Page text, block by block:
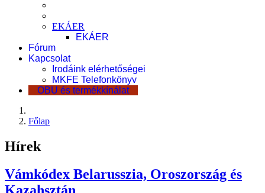
EKÁER
EKÁER
Fórum
Kapcsolat
Irodáink elérhetőségei
MKFE Telefonkönyv
OBU és termékkínálat
Főlap
Hírek
Vámkódex Belarusszia, Oroszország és